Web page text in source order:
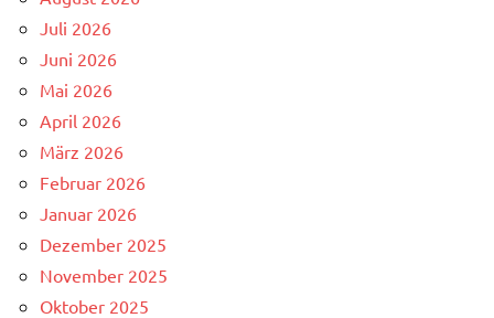
Juli 2026
Juni 2026
Mai 2026
April 2026
März 2026
Februar 2026
Januar 2026
Dezember 2025
November 2025
Oktober 2025